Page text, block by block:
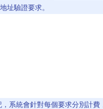
址驗證要求。
系統會針對每個要求分別計費